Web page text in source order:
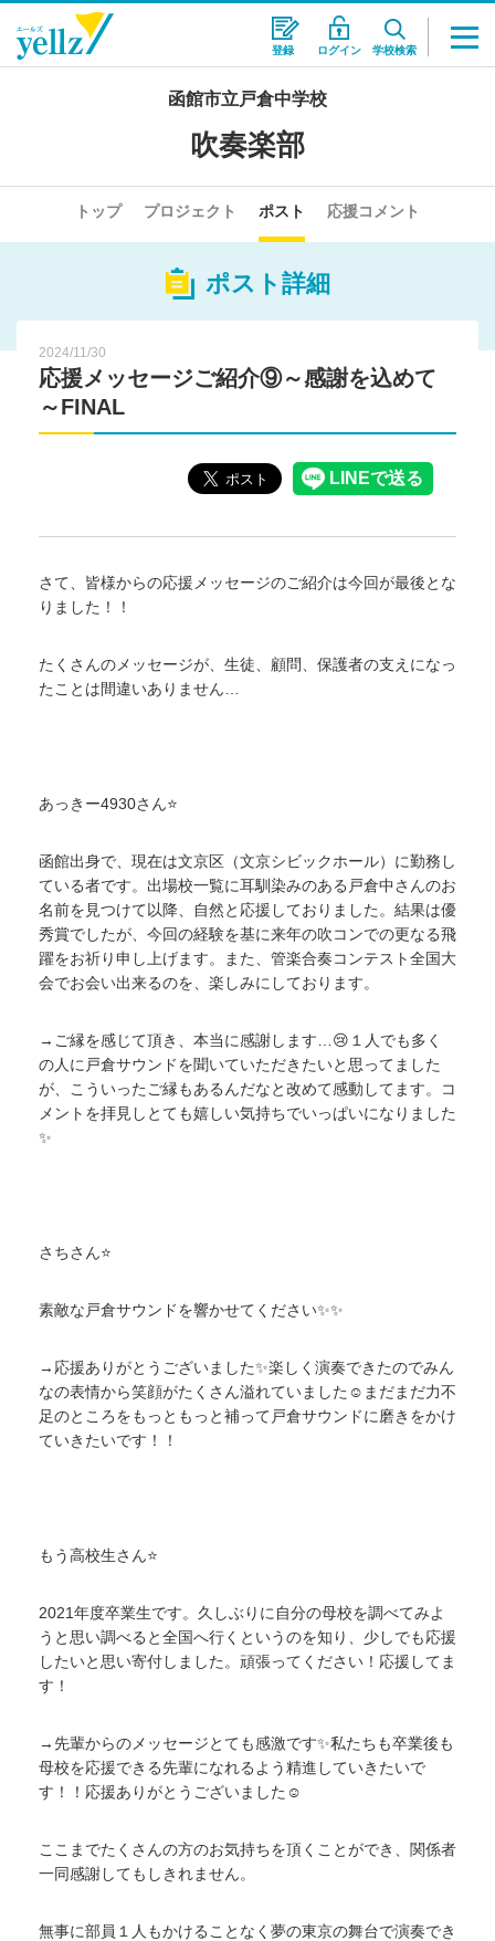
登録 ログイン 学校検索
函館市立戸倉中学校
吹奏楽部
トップ プロジェクト ポスト 応援コメント
ポスト詳細
2024/11/30
応援メッセージご紹介⑨～感謝を込めて
～FINAL
さて、皆様からの応援メッセージのご紹介は今回が最後とな
りました！！
たくさんのメッセージが、生徒、顧問、保護者の支えになっ
たことは間違いありません…
あっきー4930さん⭐
函館出身で、現在は文京区（文京シビックホール）に勤務し
ている者です。出場校一覧に耳馴染みのある戸倉中さんのお
名前を見つけて以降、自然と応援しておりました。結果は優
秀賞でしたが、今回の経験を基に来年の吹コンでの更なる飛
躍をお祈り申し上げます。また、管楽合奏コンテスト全国大
会でお会い出来るのを、楽しみにしております。
→ご縁を感じて頂き、本当に感謝します…😢１人でも多く
の人に戸倉サウンドを聞いていただきたいと思ってました
が、こういったご縁もあるんだなと改めて感動してます。コ
メントを拝見しとても嬉しい気持ちでいっぱいになりました
✨
さちさん⭐
素敵な戸倉サウンドを響かせてください✨✨
→応援ありがとうございました✨楽しく演奏できたのでみん
なの表情から笑顔がたくさん溢れていました☺まだまだ力不
足のところをもっともっと補って戸倉サウンドに磨きをかけ
ていきたいです！！
もう高校生さん⭐
2021年度卒業生です。久しぶりに自分の母校を調べてみよ
うと思い調べると全国へ行くというのを知り、少しでも応援
したいと思い寄付しました。頑張ってください！応援してま
す！
→先輩からのメッセージとても感激です✨私たちも卒業後も
母校を応援できる先輩になれるよう精進していきたいで
す！！応援ありがとうございました☺️
ここまでたくさんの方のお気持ちを頂くことができ、関係者
一同感謝してもしきれません。
無事に部員１人もかけることなく夢の東京の舞台で演奏でき